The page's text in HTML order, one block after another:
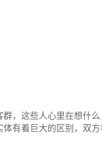
，这些人心里在想什
有着巨大的区别，双